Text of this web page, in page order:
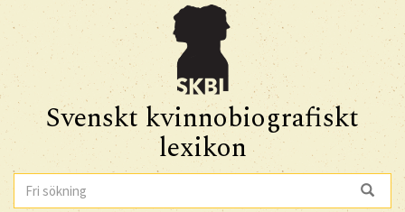
Svenskt kvinnobiografiskt
lexikon